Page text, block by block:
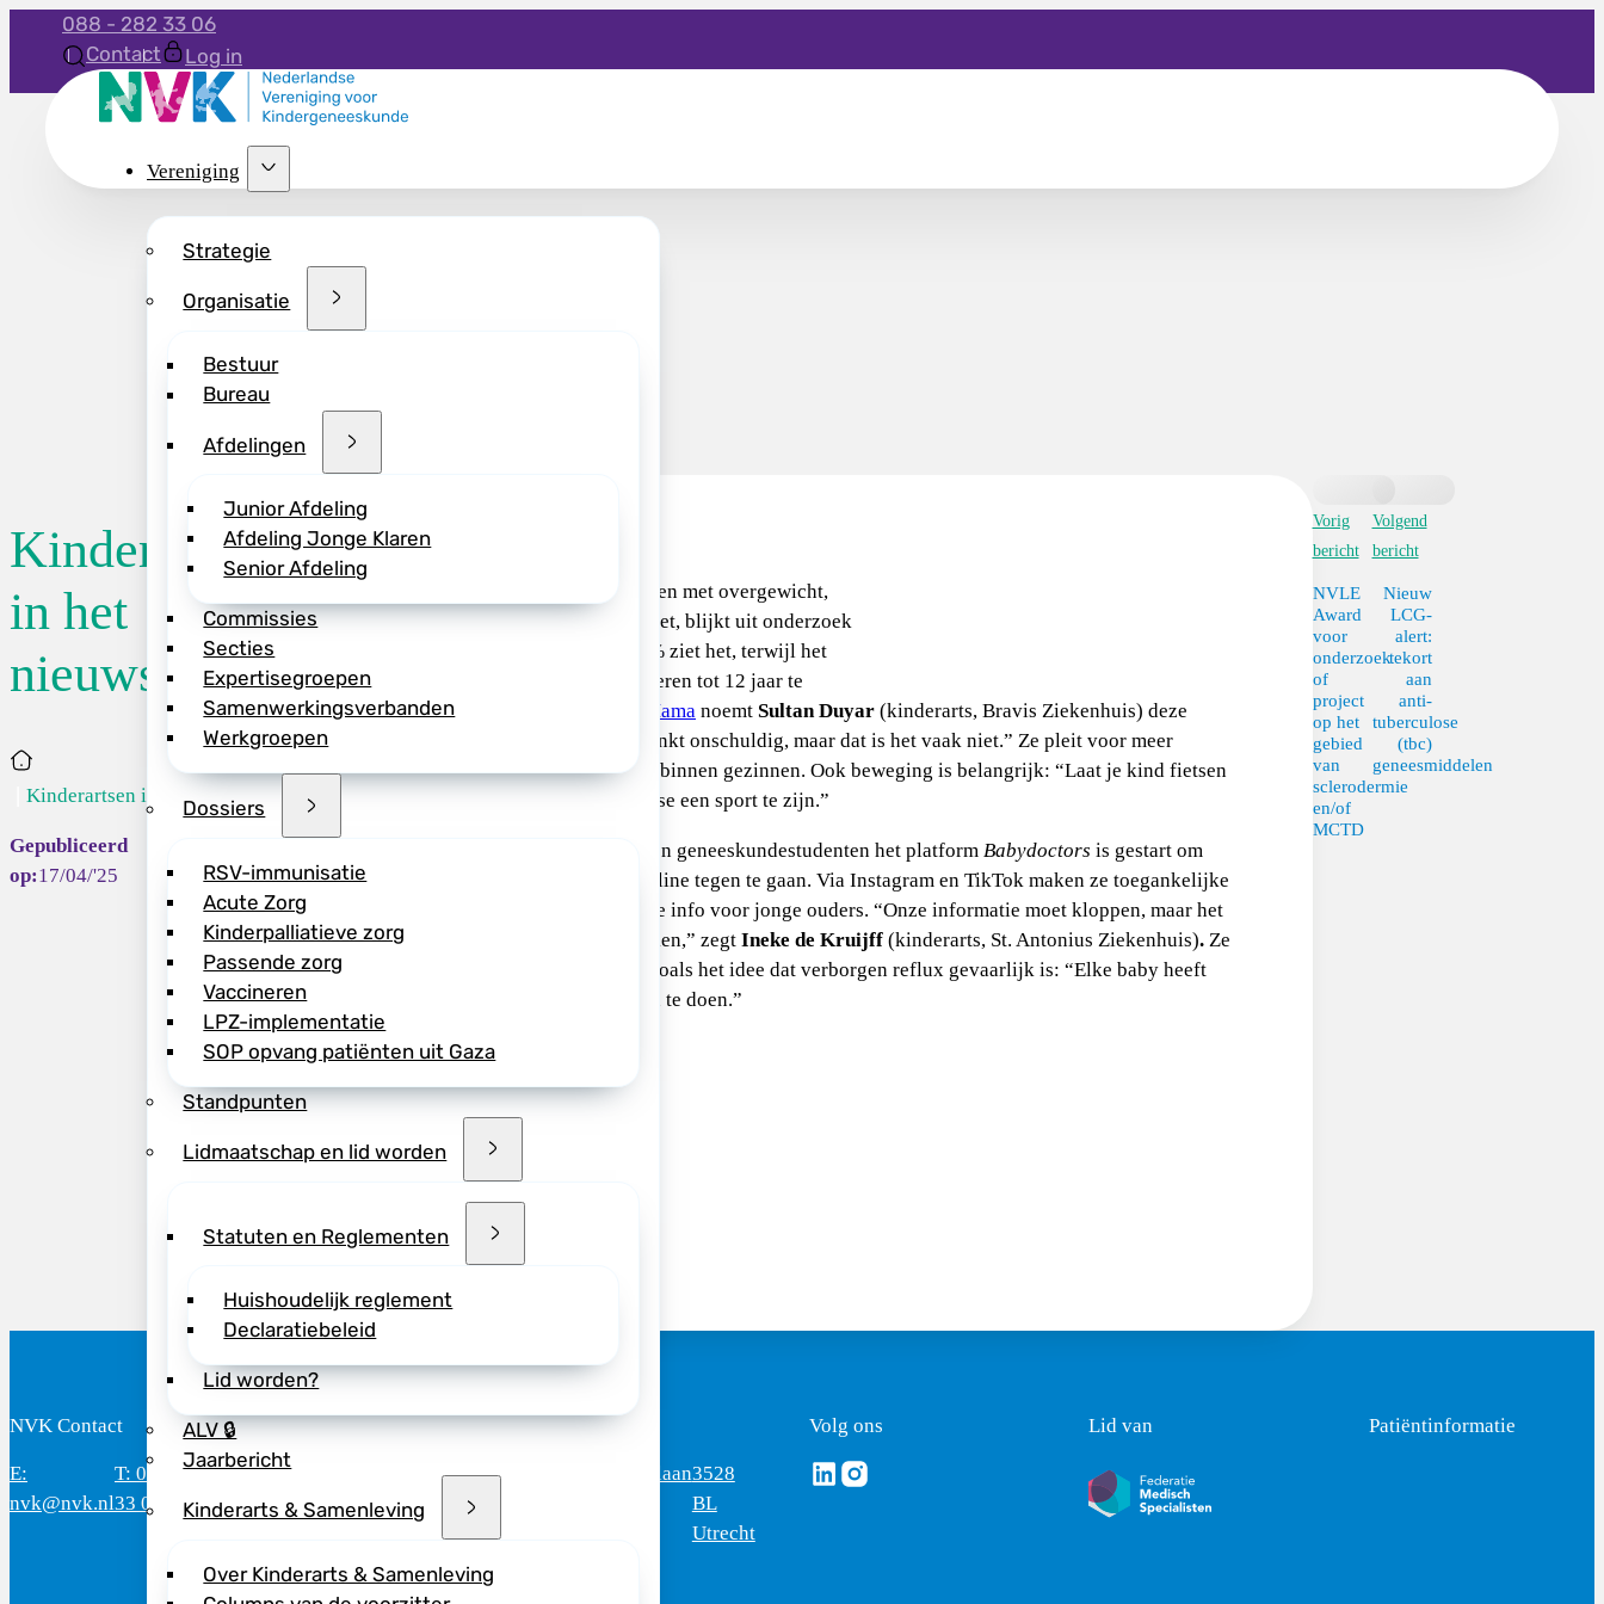
088 - 282 33 06
Contact
Log in
Vereniging
Strategie
Organisatie
Bestuur
Bureau
Afdelingen
Junior Afdeling
Afdeling Jonge Klaren
Senior Afdeling
Commissies
Secties
Expertisegroepen
Samenwerkingsverbanden
Werkgroepen
Dossiers
RSV-immunisatie
Acute Zorg
Kinderpalliatieve zorg
Passende zorg
Vaccineren
LPZ-implementatie
SOP opvang patiënten uit Gaza
Standpunten
Lidmaatschap en lid worden
Statuten en Reglementen
Huishoudelijk reglement
Declaratiebeleid
Lid worden?
ALV 🔒
Jaarbericht
Kinderarts & Samenleving
Over Kinderarts & Samenleving
Kinderartsen
in het
nieuws
Home
Kinderartsen in...
17/04/'25
Steeds meer jonge kinderen kampen met overgewicht,
maar veel ouders herkennen dit niet, blijkt uit onderzoek
van Uitmetkinderen.nl. Slechts 6% ziet het, terwijl het
CBS meldt dat 14,5% van de kinderen tot 12 jaar te
zwaar is.In een artikel van Kek Mama noemt Sultan Duyar (kinderarts, Bravis Ziekenhuis) deze
cijfers alarmerend: “‘Babyvet’ klinkt onschuldig, maar dat is het vaak niet.” Ze pleit voor meer
bewustwording en samenwerking binnen gezinnen. Ook beweging is belangrijk: “Laat je kind fietsen
of spelen, bewegen hoeft niet per se een sport te zijn.”
meldt dat een groep artsen en geneeskundestudenten het platform Babydoctors is gestart om
misinformatie over kinderzorg online tegen te gaan. Via Instagram en TikTok maken ze toegankelijke
video’s met betrouwbare medische info voor jonge ouders. “Onze informatie moet kloppen, maar het
moet ook leuk zijn om naar te kijken,” zegt Ineke de Kruijff (kinderarts, St. Antonius Ziekenhuis). Ze
waarschuwt voor misinformatie, zoals het idee dat verborgen reflux gevaarlijk is: “Elke baby heeft
dat weleens, daar hoef je niets aan te doen.”
Deel dit bericht via:
Vorig
bericht
NVLE
Award
voor
onderzoek
of
project
op het
gebied
van
sclerodermie
en/of
MCTD
Volgend
bericht
Nieuw
LCG-
alert:
tekort
aan
anti-
tuberculose
(tbc)
geneesmiddelen
NVK Contact
E:
nvk@nvk.nl
T: 088 - 282
33 06
Bereikbaar: 8.30 - 17.00 uur
(werkdagen)
Bezoekadres
Mercatorlaan3528
BL
Utrecht
Volg ons
Volg ons via Linkedin
Volg ons via Instagram
Lid van Patiëntinformatie